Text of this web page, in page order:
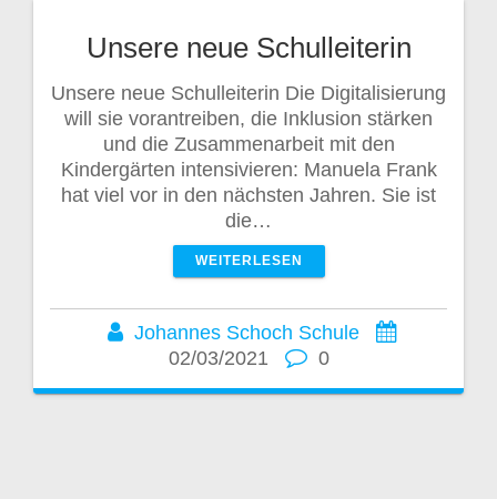
Unsere neue Schulleiterin
Unsere neue Schulleiterin Die Digitalisierung
will sie vorantreiben, die Inklusion stärken
und die Zusammenarbeit mit den
Kindergärten intensivieren: Manuela Frank
hat viel vor in den nächsten Jahren. Sie ist
die…
WEITERLESEN
Johannes Schoch Schule
02/03/2021
0